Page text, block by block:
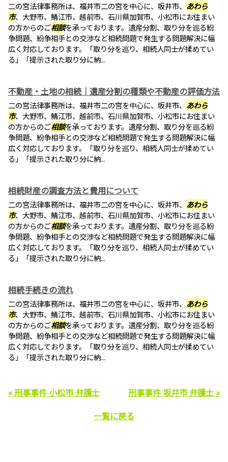
二の宮法律事務所は、福井市二の宮を中心に、坂井市、 あわら
市、大野市、鯖江市、越前市、石川県加賀市、小松市にお住まい
の方からのご相談を承っております。遺産分割、取り分を巡る紛
争問題、紛争相手との交渉など相続問題で発生する問題解決に幅
広く対応しております。「取り分を巡り、相続人同士が揉めてい
る」「提示された取り分に納...
不動産・土地の相続｜遺産分割の種類や不動産の評価方法
二の宮法律事務所は、福井市二の宮を中心に、坂井市、 あわら
市、大野市、鯖江市、越前市、石川県加賀市、小松市にお住まい
の方からのご相談を承っております。遺産分割、取り分を巡る紛
争問題、紛争相手との交渉など相続問題で発生する問題解決に幅
広く対応しております。「取り分を巡り、相続人同士が揉めてい
る」「提示された取り分に納...
相続財産の調査方法と費用について
二の宮法律事務所は、福井市二の宮を中心に、坂井市、 あわら
市、大野市、鯖江市、越前市、石川県加賀市、小松市にお住まい
の方からのご相談を承っております。遺産分割、取り分を巡る紛
争問題、紛争相手との交渉など相続問題で発生する問題解決に幅
広く対応しております。「取り分を巡り、相続人同士が揉めてい
る」「提示された取り分に納...
相続手続きの流れ
二の宮法律事務所は、福井市二の宮を中心に、坂井市、 あわら
市、大野市、鯖江市、越前市、石川県加賀市、小松市にお住まい
の方からのご相談を承っております。遺産分割、取り分を巡る紛
争問題、紛争相手との交渉など相続問題で発生する問題解決に幅
広く対応しております。「取り分を巡り、相続人同士が揉めてい
る」「提示された取り分に納...
« 刑事事件 小松市 弁護士
刑事事件 坂井市 弁護士 »
一覧に戻る